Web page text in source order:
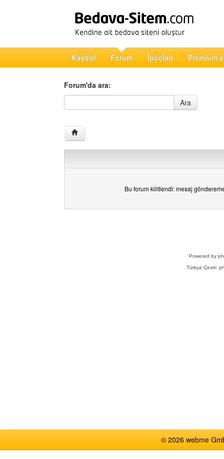
Kaydol Forum İpuçları
Forum'da ara:
Forum'da ara
Ara
Bu forum kilitlendi: mesaj
Powered by
Türkçe Çeviri:
© 2026 webme